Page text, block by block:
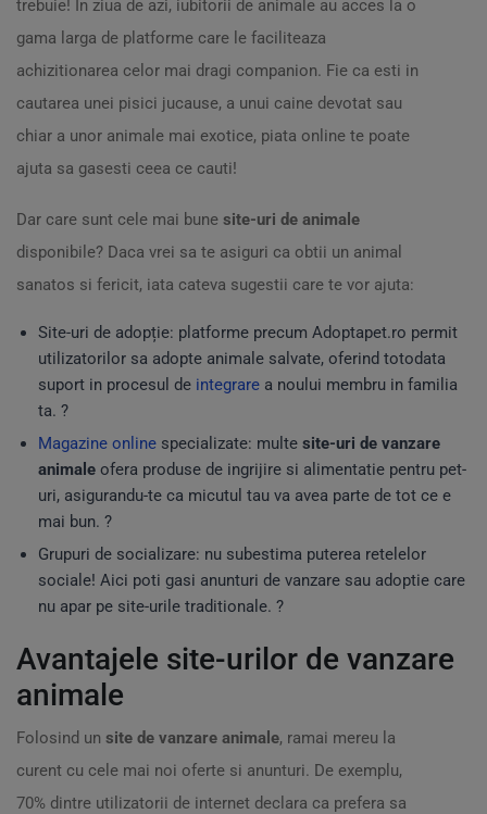
trebuie! In ziua de azi, iubitorii de animale au acces la o
gama larga de platforme care le faciliteaza
achizitionarea celor mai dragi companion. Fie ca esti in
cautarea unei pisici jucause, a unui caine devotat sau
chiar a unor animale mai exotice, piata online te poate
ajuta sa gasesti ceea ce cauti!
Dar care sunt cele mai bune site-uri de animale
disponibile? Daca vrei sa te asiguri ca obtii un animal
sanatos si fericit, iata cateva sugestii care te vor ajuta:
Site-uri de adopție: platforme precum Adoptapet.ro permit
utilizatorilor sa adopte animale salvate, oferind totodata
suport in procesul de integrare a noului membru in familia
ta. ?
Magazine online specializate: multe site-uri de vanzare
animale ofera produse de ingrijire si alimentatie pentru pet-
uri, asigurandu-te ca micutul tau va avea parte de tot ce e
mai bun. ?
Grupuri de socializare: nu subestima puterea retelelor
sociale! Aici poti gasi anunturi de vanzare sau adoptie care
nu apar pe site-urile traditionale. ?
Avantajele site-urilor de vanzare
animale
Folosind un site de vanzare animale, ramai mereu la
curent cu cele mai noi oferte si anunturi. De exemplu,
70% dintre utilizatorii de internet declara ca prefera sa